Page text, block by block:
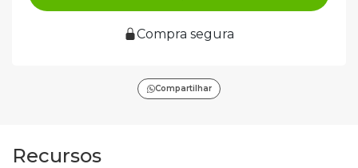
Compra segura
Compartilhar
Recursos